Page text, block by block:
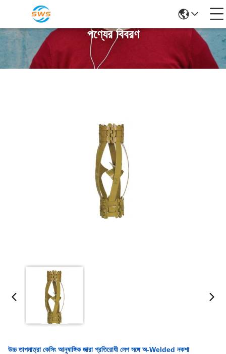
পণ্যের বিবরণ
উচ্চ তাপমাত্রা কেসিং আনুষাঙ্গিক জারা প্রতিরোধী লেপ সঙ্গে অ-Welded নকশা